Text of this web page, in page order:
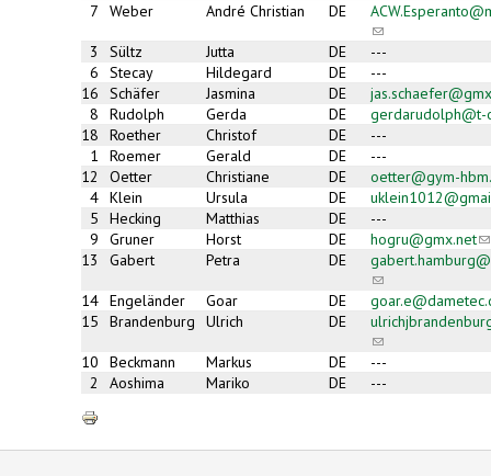
7
Weber André Christian DE
(link
sends
e-
mail)
3 Sültz Jutta DE
---
6
Stecay Hildegard DE
---
16
Schäfer Jasmina DE
8
Rudolph Gerda DE
gerdarudolph@t-
18
Roether Christof DE
---
1
Roemer Gerald DE
---
12
Oetter Christiane DE
oetter@gym-
4 Klein Ursula DE
5
Hecking Matthias DE
---
9
Gruner Horst DE hogru@gmx.net
13 Gabert Petra DE
(link
sends
e-
mail)
14 Engeländer Goar DE
15
Brandenburg Ulrich DE
(link
sends
e-
10 Beckmann Markus DE
---
2
Aoshima Mariko DE ---